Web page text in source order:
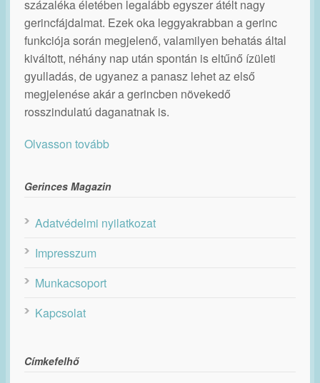
százaléka életében legalább egyszer átélt nagy
gerincfájdalmat. Ezek oka leggyakrabban a gerinc
funkciója során megjelenő, valamilyen behatás által
kiváltott, néhány nap után spontán is eltűnő ízületi
gyulladás, de ugyanez a panasz lehet az első
megjelenése akár a gerincben növekedő
rosszindulatú daganatnak is.
Olvasson tovább
Gerinces Magazin
Adatvédelmi nyilatkozat
Impresszum
Munkacsoport
Kapcsolat
Címkefelhő